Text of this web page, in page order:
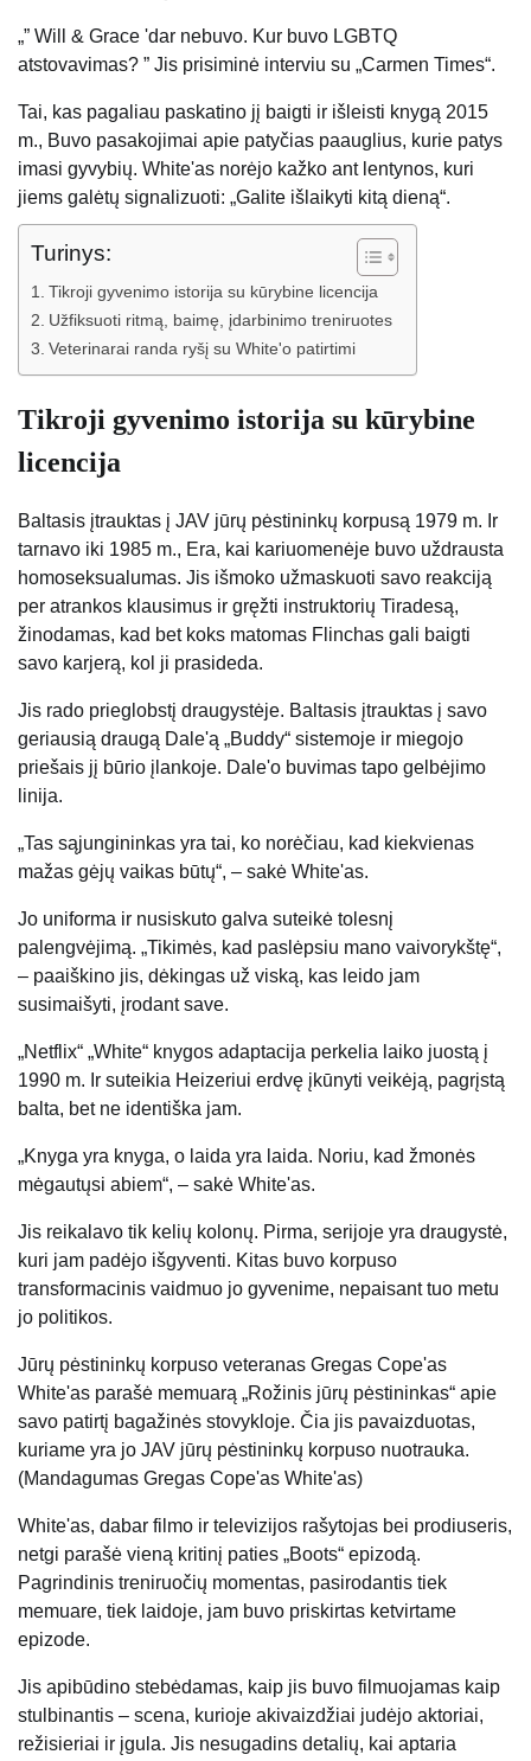
„” Will & Grace 'dar nebuvo. Kur buvo LGBTQ
atstovavimas? ” Jis prisiminė interviu su „Carmen Times“.
Tai, kas pagaliau paskatino jį baigti ir išleisti knygą 2015
m., Buvo pasakojimai apie patyčias paauglius, kurie patys
imasi gyvybių. White'as norėjo kažko ant lentynos, kuri
jiems galėtų signalizuoti: „Galite išlaikyti kitą dieną“.
Turinys:
Tikroji gyvenimo istorija su kūrybine licencija
Užfiksuoti ritmą, baimę, įdarbinimo treniruotes
Veterinarai randa ryšį su White'o patirtimi
Tikroji gyvenimo istorija su kūrybine
licencija
Baltasis įtrauktas į JAV jūrų pėstininkų korpusą 1979 m. Ir
tarnavo iki 1985 m., Era, kai kariuomenėje buvo uždrausta
homoseksualumas. Jis išmoko užmaskuoti savo reakciją
per atrankos klausimus ir gręžti instruktorių Tiradesą,
žinodamas, kad bet koks matomas Flinchas gali baigti
savo karjerą, kol ji prasideda.
Jis rado prieglobstį draugystėje. Baltasis įtrauktas į savo
geriausią draugą Dale'ą „Buddy“ sistemoje ir miegojo
priešais jį būrio įlankoje. Dale'o buvimas tapo gelbėjimo
linija.
„Tas sąjungininkas yra tai, ko norėčiau, kad kiekvienas
mažas gėjų vaikas būtų“, – sakė White'as.
Jo uniforma ir nusiskuto galva suteikė tolesnį
palengvėjimą. „Tikimės, kad paslėpsiu mano vaivorykštę“,
– paaiškino jis, dėkingas už viską, kas leido jam
susimaišyti, įrodant save.
„Netflix“ „White“ knygos adaptacija perkelia laiko juostą į
1990 m. Ir suteikia Heizeriui erdvę įkūnyti veikėją, pagrįstą
balta, bet ne identiška jam.
„Knyga yra knyga, o laida yra laida. Noriu, kad žmonės
mėgautųsi abiem“, – sakė White'as.
Jis reikalavo tik kelių kolonų. Pirma, serijoje yra draugystė,
kuri jam padėjo išgyventi. Kitas buvo korpuso
transformacinis vaidmuo jo gyvenime, nepaisant tuo metu
jo politikos.
Jūrų pėstininkų korpuso veteranas Gregas Cope'as
White'as parašė memuarą „Rožinis jūrų pėstininkas“ apie
savo patirtį bagažinės stovykloje. Čia jis pavaizduotas,
kuriame yra jo JAV jūrų pėstininkų korpuso nuotrauka.
(Mandagumas Gregas Cope'as White'as)
White'as, dabar filmo ir televizijos rašytojas bei prodiuseris,
netgi parašė vieną kritinį paties „Boots“ epizodą.
Pagrindinis treniruočių momentas, pasirodantis tiek
memuare, tiek laidoje, jam buvo priskirtas ketvirtame
epizode.
Jis apibūdino stebėdamas, kaip jis buvo filmuojamas kaip
stulbinantis – scena, kurioje akivaizdžiai judėjo aktoriai,
režisieriai ir įgula. Jis nesugadins detalių, kai aptaria